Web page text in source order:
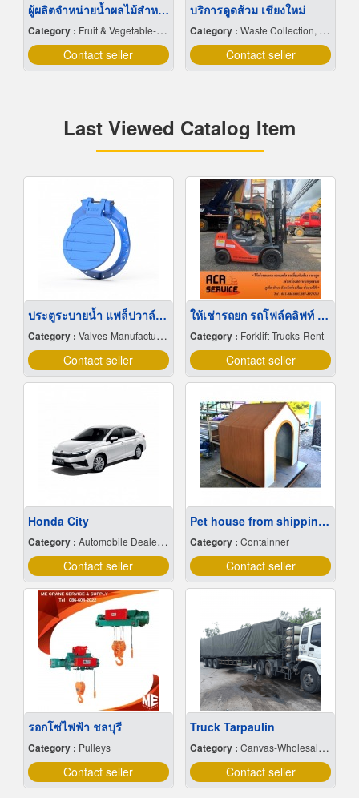
ผู้ผลิตจำหน่ายน้ำผลไม้สำหรับจัดเลี้ยง น้ำผลไม้โรงแรม ร้านอาหาร ร้านกาแฟ คาเฟ่จัดเบรค Coffee Break
Category : Fruit & Vegetable-Dried
Contact seller
บริการดูดส้วม เชียงใหม่
Category : Waste Collection, Treatment & Disposal Service
Contact seller
Last Viewed Catalog Item
ประตูระบายน้ำ แฟล็ปวาล์ว Flap Valve Colum Pipe
Category : Valves-Manufacturers & Distributors
Contact seller
ให้เช่ารถยก รถโฟล์คลิฟท์ ภูเก็ต
Category : Forklift Trucks-Rent
Contact seller
Honda City
Category : Automobile Dealers-New Cars
Contact seller
Pet house from shipping container
Category : Containner
Contact seller
รอกโซ่ไฟฟ้า ชลบุรี
Category : Pulleys
Contact seller
Truck Tarpaulin
Category : Canvas-Wholesale & Manufacturers
Contact seller